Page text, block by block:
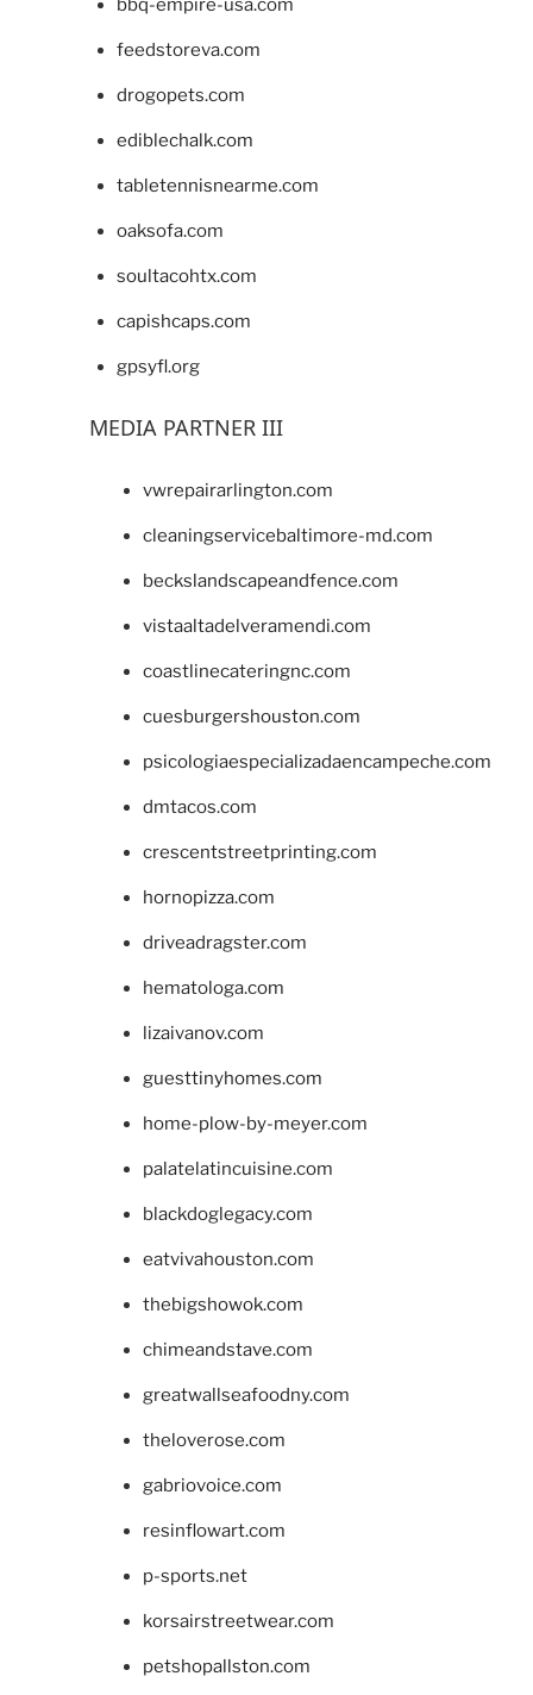
bbq-empire-usa.com
feedstoreva.com
drogopets.com
ediblechalk.com
tabletennisnearme.com
oaksofa.com
soultacohtx.com
capishcaps.com
gpsyfl.org
MEDIA PARTNER III
vwrepairarlington.com
cleaningservicebaltimore-md.com
beckslandscapeandfence.com
vistaaltadelveramendi.com
coastlinecateringnc.com
cuesburgershouston.com
psicologiaespecializadaencampeche.com
dmtacos.com
crescentstreetprinting.com
hornopizza.com
driveadragster.com
hematologa.com
lizaivanov.com
guesttinyhomes.com
home-plow-by-meyer.com
palatelatincuisine.com
blackdoglegacy.com
eatvivahouston.com
thebigshowok.com
chimeandstave.com
greatwallseafoodny.com
theloverose.com
gabriovoice.com
resinflowart.com
p-sports.net
korsairstreetwear.com
petshopallston.com